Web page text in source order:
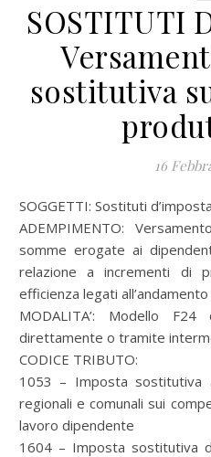
SOSTITUTI
sostitutiva
16
SOGGETTI: Sostituti
ADEMPIMENTO:
somme erogate ai
relazione a incrementi di
efficienza legati
MODALITA’: Modello
direttamente o tramite
CODICE TRIBUTO:
1053 – Imposta sostitutiva
regionali e comunali sui
lavoro dipendente
1604 – Imposta sostitutiva